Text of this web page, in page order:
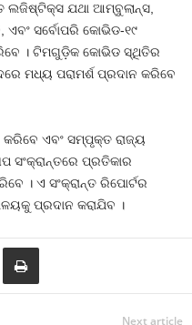
ଯଥା ଆମ୍ବୁଲାନ୍ସ,
ସର୍ବୋପରି କୋଭିଡ-୧୯
। ଟିମଗୁଡ଼ିକ କୋଭିଡ ସ୍ଥିତିର
ମଧ୍ୟ ପରାମର୍ଶ ପ୍ରଦାନ କରିବେ
ଏବଂ ସମ୍ପୃକ୍ତ ରାଜ୍ୟ
ସଂକ୍ରାନ୍ତରେ ପ୍ରତିକାର
। ଏ ସଂକ୍ରାନ୍ତ ରିପୋର୍ଟର
ପ୍ରଦାନ କରାଯିବ ।
Next article